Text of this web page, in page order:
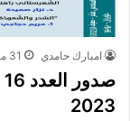
امبارك حامدي 31 مايو، 2023
2023